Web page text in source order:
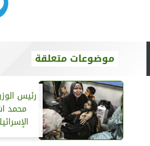
موضوعات متعلقة
رئيس
محمد